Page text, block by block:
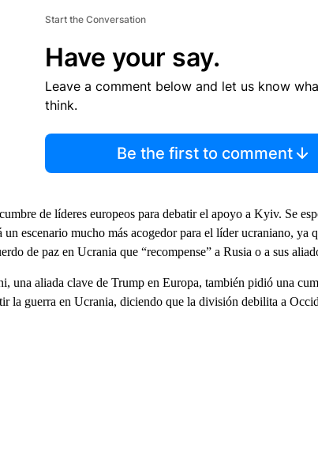
Start the Conversation
Have your say.
Leave a comment below and let us know
think.
Be the first to comment
de líderes europeos para debatir el apoyo a Kyiv. Se
escenario mucho más acogedor para el líder ucraniano, ya
de paz en Ucrania que “recompense” a Rusia o a sus
una aliada clave de Trump en Europa, también pidió una
la guerra en Ucrania, diciendo que la división debilita a